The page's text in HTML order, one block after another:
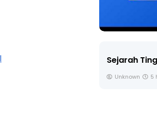
Sejarah Tingkatan 4
5 hari yang lalu